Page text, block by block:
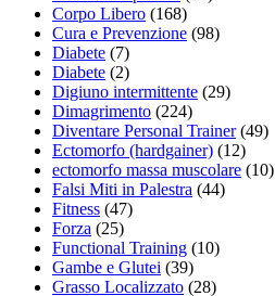
Corpo Libero (168)
Cura e Prevenzione (98)
Diabete (7)
Diabete (2)
Digiuno intermittente (29)
Dimagrimento (224)
Diventare Personal Trainer(49)
Ectomorfo (hardgainer) (12)
ectomorfo massa muscolare (10)
Falsi Miti in Palestra (44)
Fitness (47)
Forza (25)
Functional Training (10)
Gambe e Glutei (39)
Grasso Localizzato (28)